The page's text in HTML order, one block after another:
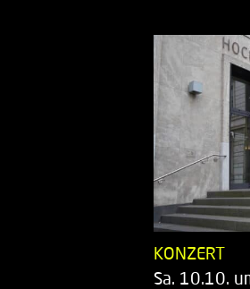
KONZERT
Sa. 10.10.